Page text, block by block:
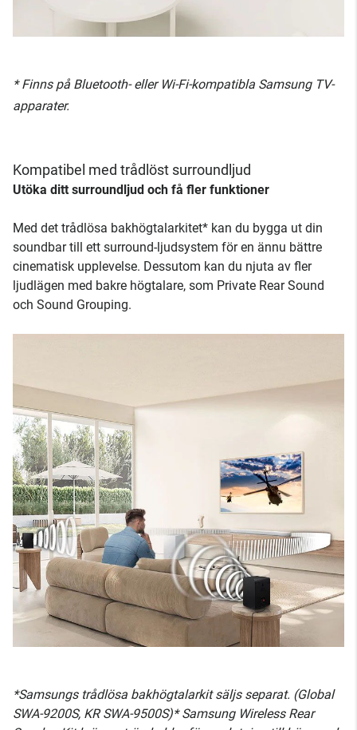
* Finns på Bluetooth- eller Wi-Fi-kompatibla Samsung TV-
apparater.
Kompatibel med trådlöst surroundljud
Utöka ditt surroundljud och få fler funktioner
Med det trådlösa bakhögtalarkitet* kan du bygga ut din
soundbar till ett surround-ljudsystem för en ännu bättre
cinematisk upplevelse. Dessutom kan du njuta av fler
ljudlägen med bakre högtalare, som Private Rear Sound
och Sound Grouping.
*Samsungs trådlösa bakhögtalarkit säljs separat. (Global
SWA-9200S, KR SWA-9500S)* Samsung Wireless Rear